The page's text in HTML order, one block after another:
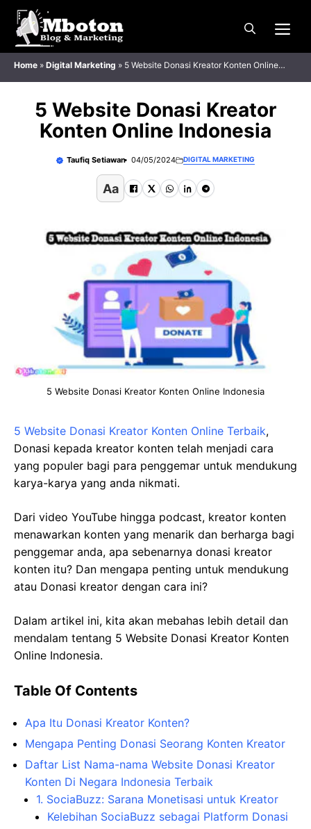
Langsung
Home » Digital Marketing » 5 Website Donasi Kreator Konten Online
Indonesia
5 Website Donasi Kreator
Konten Online Indonesia
Taufiq Setiawan 04/05/2024 DIGITAL MARKETING
Aa
5 Website Donasi Kreator Konten Online Indonesia
5 Website Donasi Kreator Konten Online Terbaik,
Donasi kepada kreator konten telah menjadi cara
yang populer bagi para penggemar untuk mendukung
karya-karya yang anda nikmati.
Dari video YouTube hingga podcast, kreator konten
menawarkan konten yang menarik dan berharga bagi
penggemar anda, apa sebenarnya donasi kreator
konten itu? Dan mengapa penting untuk mendukung
atau Donasi kreator dengan cara ini?
Dalam artikel ini, kita akan mebahas lebih detail dan
mendalam tentang 5 Website Donasi Kreator Konten
Online Indonesia.
Table Of Contents
Apa Itu Donasi Kreator Konten?
Mengapa Penting Donasi Seorang Konten Kreator
Daftar List Nama-nama Website Donasi Kreator
Konten Di Negara Indonesia Terbaik
1. SociaBuzz: Sarana Monetisasi untuk Kreator
Kelebihan SociaBuzz sebagai Platform Donasi